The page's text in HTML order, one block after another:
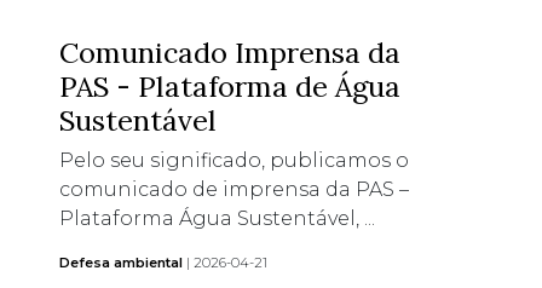
Comunicado Imprensa da
PAS - Plataforma de Água
Sustentável
Pelo seu significado, publicamos o
comunicado de imprensa da PAS –
Plataforma Água Sustentável, ...
Defesa ambiental | 2026-04-21